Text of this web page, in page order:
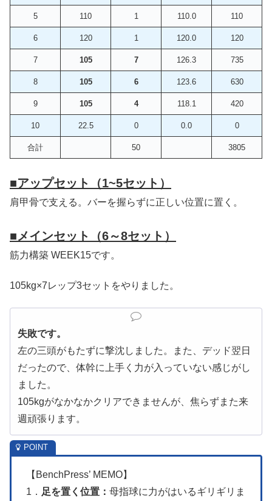
5 110 1 110.0 110
6 120 1 120.0 120
7 105 7 126.3 735
8 105 6 123.6 630
9 105 4 118.1 420
10 22.5 0 0.0 0
合計 50 3805
■アップセット（1~5セット）
肩甲骨で支える。バーを握らずに正しい位置に置く。
■メインセット（6～8セット）
筋力構築 WEEK15です。
105kg×7レップ3セットをやりました。
失敗です。
左の三頭がもたずに撃沈しました。また、デッド翌日
だったので、体幹に上手く力が入っていない感じがし
ました。
105kgがなかなかクリアできませんが、焦らずまた来
週頑張ります。
【BenchPress’ MEMO】
1． 足を置く位置： 母指球に力がはいるギリギリま